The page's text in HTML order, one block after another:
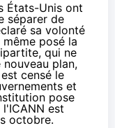
États-Unis ont
séparer de
sa volonté
posé la
qui ne
plan,
censé le
et
pose
est
octobre.